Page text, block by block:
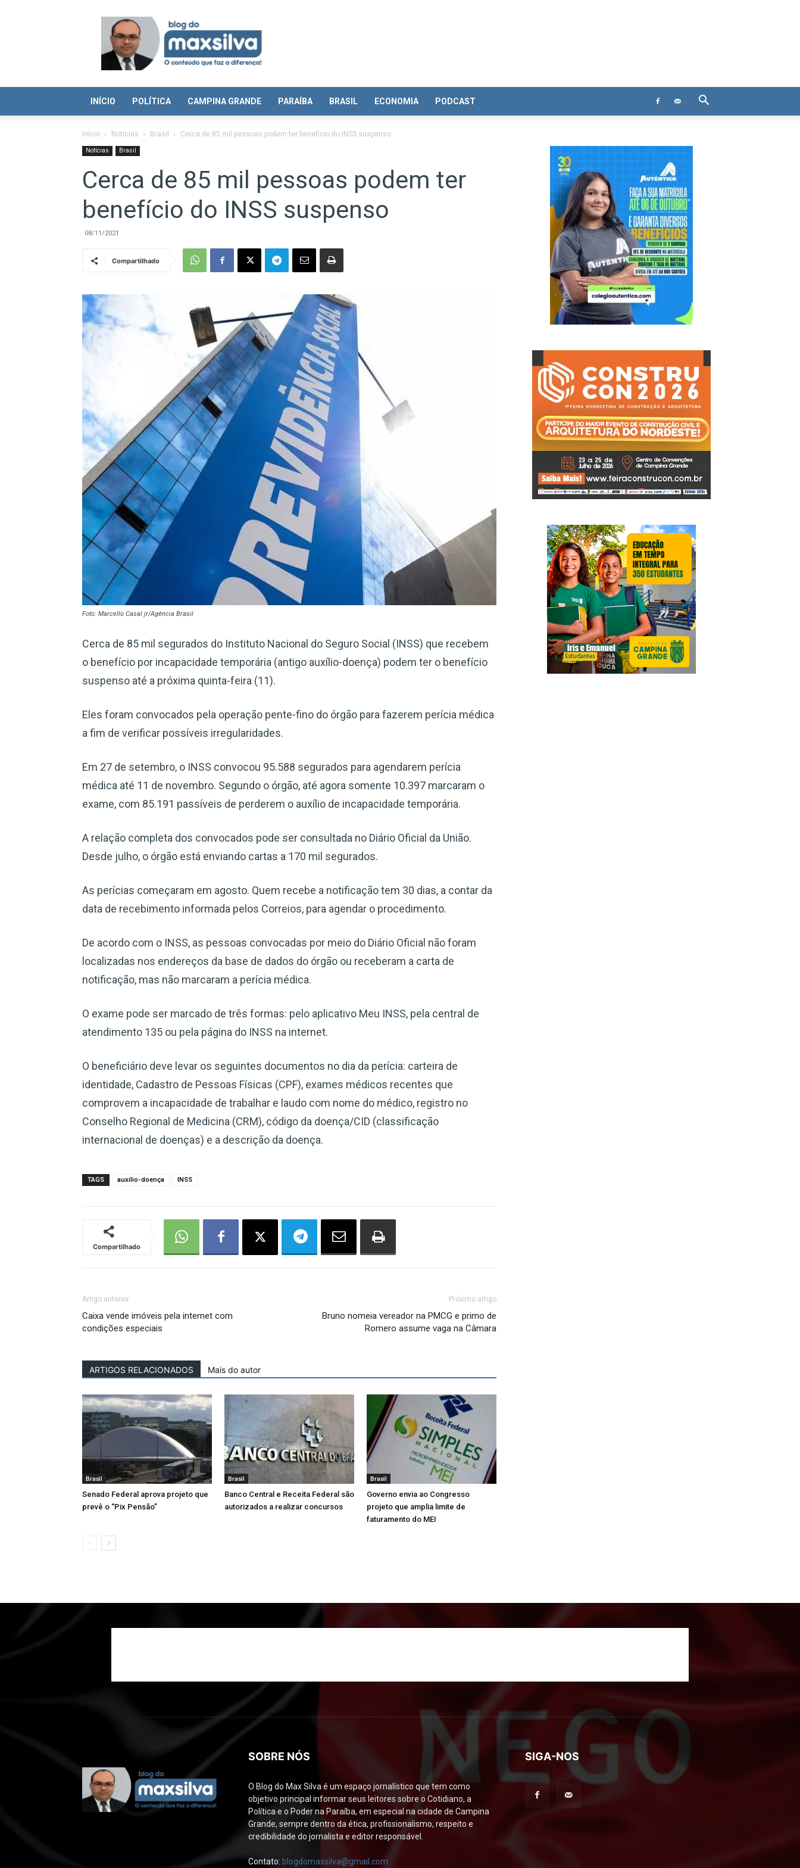
Blog
Max
Silva
INÍCIO POLÍTICA CAMPINA GRANDE PARAÍBA BRASIL ECONOMIA PODCAST
Início Notícias Brasil Cerca de 85 mil pessoas podem ter benefício do INSS suspenso
Notícias Brasil
Cerca de 85 mil pessoas podem ter
benefício do INSS suspenso
08/11/2021
Compartilhado
Foto: Marcello Casal jr/Agência Brasil
Cerca de 85 mil segurados do Instituto Nacional do Seguro Social (INSS) que recebem
o benefício por incapacidade temporária (antigo auxílio-doença) podem ter o benefício
suspenso até a próxima quinta-feira (11).
Eles foram convocados pela operação pente-fino do órgão para fazerem perícia médica
a fim de verificar possíveis irregularidades.
Em 27 de setembro, o INSS convocou 95.588 segurados para agendarem perícia
médica até 11 de novembro. Segundo o órgão, até agora somente 10.397 marcaram o
exame, com 85.191 passíveis de perderem o auxílio de incapacidade temporária.
A relação completa dos convocados pode ser consultada no Diário Oficial da União.
Desde julho, o órgão está enviando cartas a 170 mil segurados.
As perícias começaram em agosto. Quem recebe a notificação tem 30 dias, a contar da
data de recebimento informada pelos Correios, para agendar o procedimento.
De acordo com o INSS, as pessoas convocadas por meio do Diário Oficial não foram
localizadas nos endereços da base de dados do órgão ou receberam a carta de
notificação, mas não marcaram a perícia médica.
O exame pode ser marcado de três formas: pelo aplicativo Meu INSS, pela central de
atendimento 135 ou pela página do INSS na internet.
O beneficiário deve levar os seguintes documentos no dia da perícia: carteira de
identidade, Cadastro de Pessoas Físicas (CPF), exames médicos recentes que
comprovem a incapacidade de trabalhar e laudo com nome do médico, registro no
Conselho Regional de Medicina (CRM), código da doença/CID (classificação
internacional de doenças) e a descrição da doença.
TAGS auxílio-doença INSS
Compartilhado
Artigo anterior
Caixa vende imóveis pela internet com
condições especiais
Próximo artigo
Bruno nomeia vereador na PMCG e primo de
Romero assume vaga na Câmara
ARTIGOS RELACIONADOS Mais do autor
Brasil
Senado Federal aprova projeto que
prevê o “Pix Pensão”
Brasil
Banco Central e Receita Federal são
autorizados a realizar concursos
Brasil
Governo envia ao Congresso
projeto que amplia limite de
faturamento do MEI
SOBRE NÓS
O Blog do Max Silva é um espaço jornalístico que tem como
objetivo principal informar seus leitores sobre o Cotidiano, a
Política e o Poder na Paraíba, em especial na cidade de Campina
Grande, sempre dentro da ética, profissionalismo, respeito e
credibilidade do jornalista e editor responsável.
Contato: blogdomaxsilva@gmail.com
SIGA-NOS